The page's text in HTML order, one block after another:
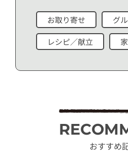
お取り寄せ グ
レシピ／献立
おすすめ